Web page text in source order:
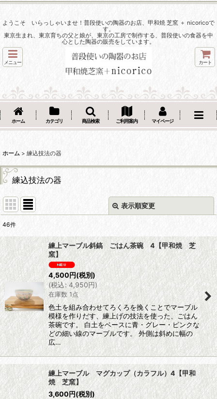
ようこそ いらっしゃいませ！普段使いの陶器のお店、甲和焼 芝窯 ＋ nicoricoで
す。
東京生まれ、東京育ちの父と娘が、東京の工房で制作する、普段使いの食器を中
心とした陶器の販売をしています。
メニュー カート
ホーム カテゴリ 商品検索 ご利用案内 マイページ
ホーム > 練込技法の器
練込技法の器
表示順変更
並び順:
絞り込む
46件
練上マーブル斜鎬 ごはん茶碗 4【甲和焼 芝
窯】
4,500円(税別)
(税込: 4,950円)
在庫数 1点
色土を組み合わせてろくろを挽くことでマーブル
模様を作りだす、練上げの技法を使った、ごはん
茶碗です。 白土をベースに青・グレー・ピンクな
どの細い線のマーブルです。 外側は斜めに幅の
広…
練上マーブル マグカップ（カラフル）4【甲和
焼 芝窯】
3,600円(税別)